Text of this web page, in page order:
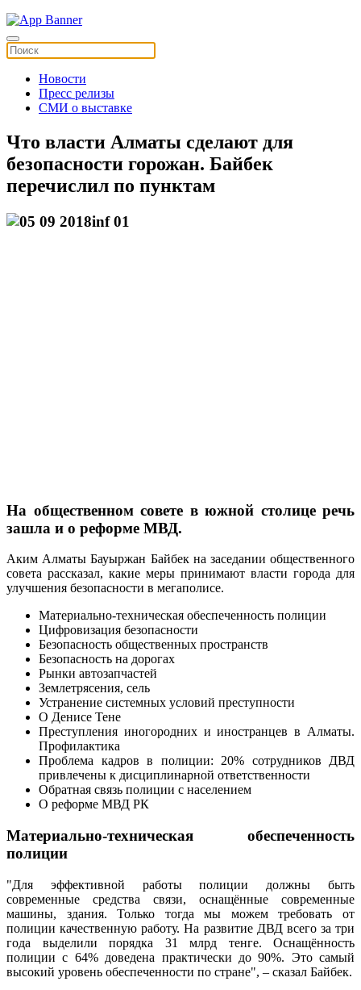
Новости
Пресс релизы
СМИ о выставке
Что власти Алматы сделают для
безопасности горожан. Байбек
перечислил по пунктам
На общественном совете в южной столице речь
зашла и о реформе МВД.
Аким Алматы Бауыржан Байбек на заседании общественного
совета рассказал, какие меры принимают власти города для
улучшения безопасности в мегаполисе.
Материально-техническая обеспеченность полиции
Цифровизация безопасности
Безопасность общественных пространств
Безопасность на дорогах
Рынки автозапчастей
Землетрясения, сель
Устранение системных условий преступности
О Денисе Тене
Преступления иногородних и иностранцев в Алматы.
Профилактика
Проблема кадров в полиции: 20% сотрудников ДВД
привлечены к дисциплинарной ответственности
Обратная связь полиции с населением
О реформе МВД РК
Материально-техническая обеспеченность
полиции
"Для эффективной работы полиции должны быть
современные средства связи, оснащённые современные
машины, здания. Только тогда мы можем требовать от
полиции качественную работу. На развитие ДВД всего за три
года выделили порядка 31 млрд тенге. Оснащённость
полиции с 64% доведена практически до 90%. Это самый
высокий уровень обеспеченности по стране", – сказал Байбек.